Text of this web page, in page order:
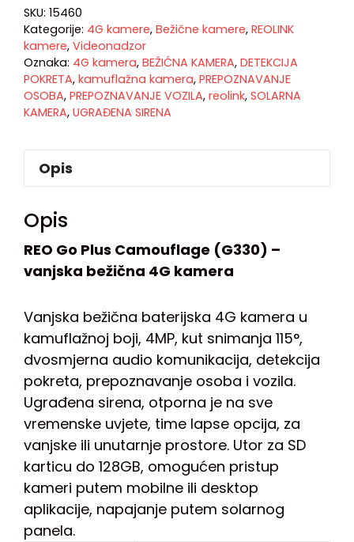
SKU: 15460
Kategorije: 4G kamere, Bežične kamere, REOLINK
kamere, Videonadzor
Oznaka: 4G kamera, BEŽIĆNA KAMERA, DETEKCIJA
POKRETA, kamuflažna kamera, PREPOZNAVANJE
OSOBA, PREPOZNAVANJE VOZILA, reolink, SOLARNA
KAMERA, UGRAĐENA SIRENA
Opis
Opis
REO Go Plus Camouflage (G330) –
vanjska bežična 4G kamera
Vanjska bežična baterijska 4G kamera u
kamuflažnoj boji, 4MP, kut snimanja 115°,
dvosmjerna audio komunikacija, detekcija
pokreta, prepoznavanje osoba i vozila.
Ugrađena sirena, otporna je na sve
vremenske uvjete, time lapse opcija, za
vanjske ili unutarnje prostore. Utor za SD
karticu do 128GB, omogućen pristup
kameri putem mobilne ili desktop
aplikacije, napajanje putem solarnog
panela.